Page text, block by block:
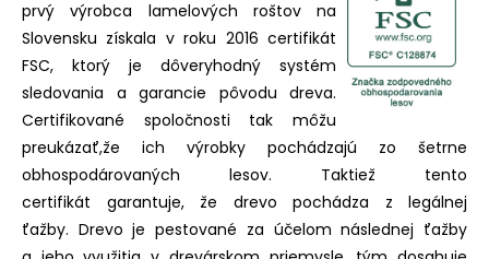
prvý výrobca lamelových roštov na
Slovensku získala v roku 2016 certifikát
FSC, ktorý je dôveryhodný systém
sledovania a garancie pôvodu dreva.
Certifikované spoločnosti tak môžu
preukázať,že ich výrobky pochádzajú zo šetrne
obhospodárovaných lesov. Taktiež tento
certifikát garantuje, že drevo pochádza z legálnej
ťažby. Drevo je pestované za účelom následnej ťažby